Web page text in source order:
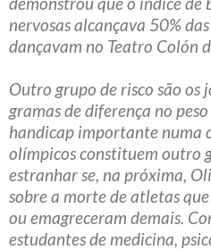
nervosas alcançava 50%
dançavam no Teatro Colón
Outro grupo de risco são os
gramas de diferença no
handicap importante numa
olímpicos constituem outro
estranhar se, na próxima,
sobre a morte de atletas
ou emagreceram demais.
estudantes de medicina,